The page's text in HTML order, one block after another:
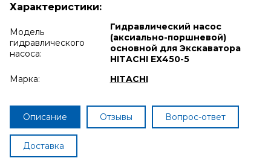
Характеристики:
Модель
гидравлического
насоса:
Гидравлический насос
(аксиально-поршневой)
основной для Экскаватора
HITACHI ЕХ450-5
Марка:
HITACHI
Описание Отзывы Вопрос-ответ
Доставка